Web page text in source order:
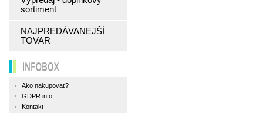
sortiment
NAJPREDÁVANEJŠÍ
TOVAR
INFOBOX
Ako nakupovať?
GDPR info
Kontakt